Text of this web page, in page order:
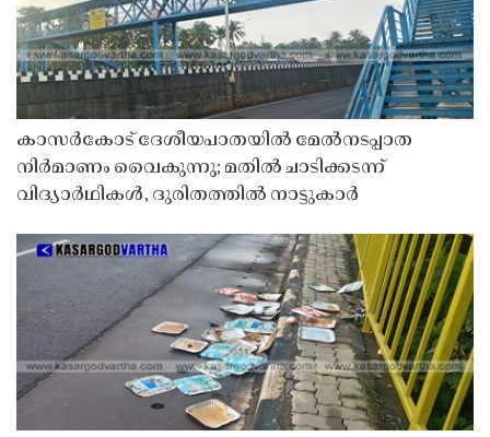
കാസർകോട് ദേശീയപാതയിൽ മേൽനടപ്പാത
നിർമാണം വൈകുന്നു; മതിൽ ചാടിക്കടന്ന്
വിദ്യാർഥികൾ, ദുരിതത്തിൽ നാട്ടുകാർ